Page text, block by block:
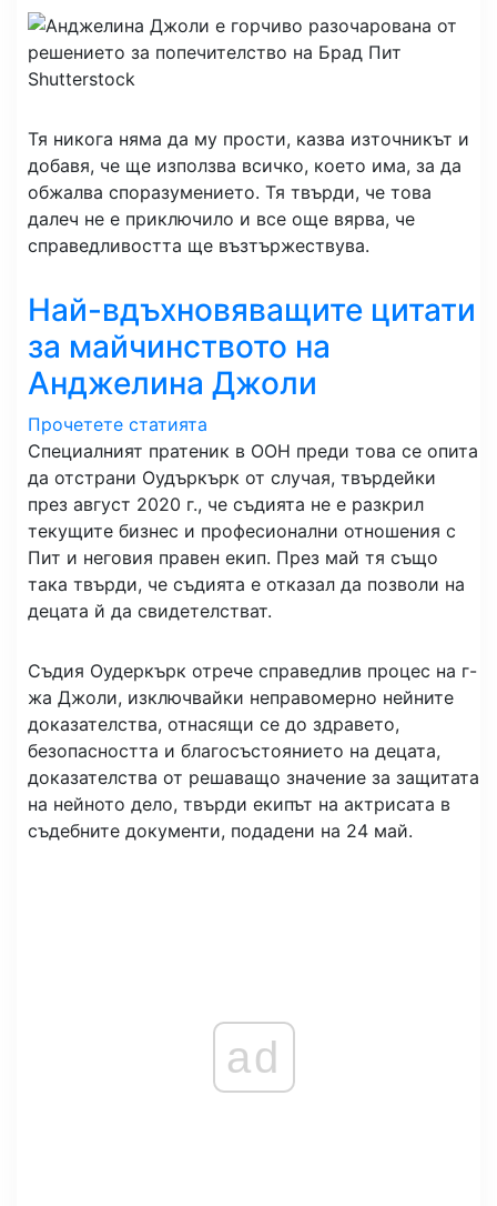
Shutterstock
Тя никога няма да му прости, казва източникът и
добавя, че ще използва всичко, което има, за да
обжалва споразумението. Тя твърди, че това
далеч не е приключило и все още вярва, че
справедливостта ще възтържествува.
Най-вдъхновяващите цитати
за майчинството на
Анджелина Джоли
Прочетете статията
Специалният пратеник в ООН преди това се опита
да отстрани Оудъркърк от случая, твърдейки
през август 2020 г., че съдията не е разкрил
текущите бизнес и професионални отношения с
Пит и неговия правен екип. През май тя също
така твърди, че съдията е отказал да позволи на
децата й да свидетелстват.
Съдия Оудеркърк отрече справедлив процес на г-
жа Джоли, изключвайки неправомерно нейните
доказателства, отнасящи се до здравето,
безопасността и благосъстоянието на децата,
доказателства от решаващо значение за защитата
на нейното дело, твърди екипът на актрисата в
съдебните документи, подадени на 24 май.
ad